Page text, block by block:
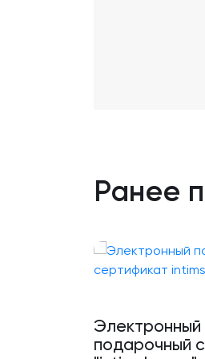
Ранее
Электронный
подарочный